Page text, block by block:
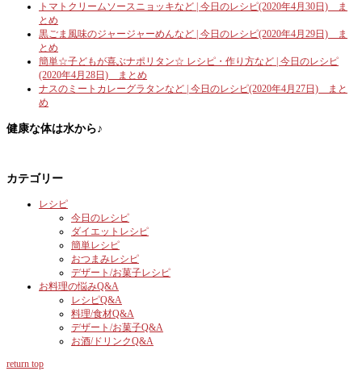
トマトクリームソースニョッキなど | 今日のレシピ(2020年4月30日) ま
とめ
黒ごま風味のジャージャーめんなど | 今日のレシピ(2020年4月29日) ま
とめ
簡単☆子どもが喜ぶナポリタン☆ レシピ・作り方など | 今日のレシピ
(2020年4月28日) まとめ
ナスのミートカレーグラタンなど | 今日のレシピ(2020年4月27日) まと
め
健康な体は水から♪
カテゴリー
レシピ
今日のレシピ
ダイエットレシピ
簡単レシピ
おつまみレシピ
デザート/お菓子レシピ
お料理の悩みQ&A
レシピQ&A
料理/食材Q&A
デザート/お菓子Q&A
お酒/ドリンクQ&A
return top